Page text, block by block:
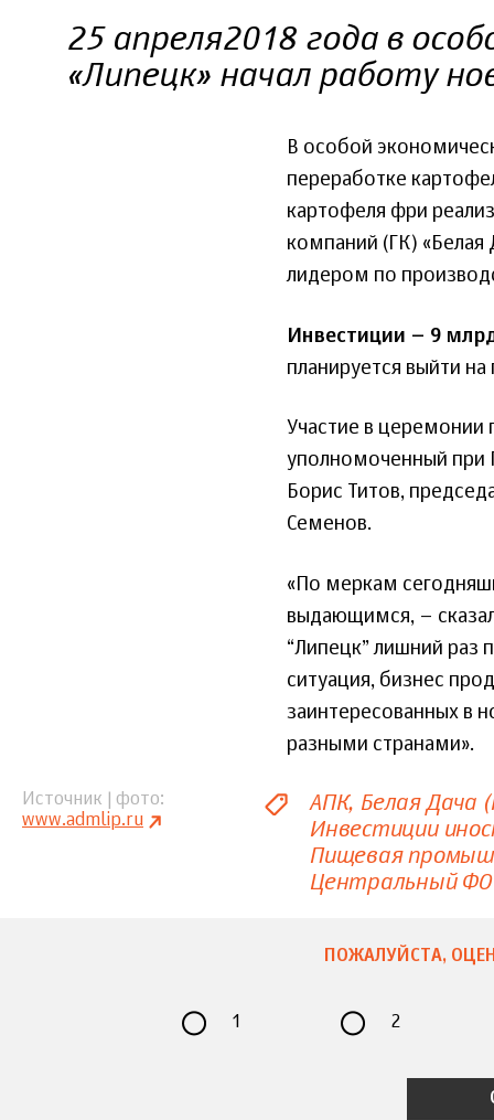
25 апреля 2018 года в
«Липецк» начал работу
В особой
переработке
картофеля фри
компаний (ГК)
лидером по
Инвестиции – 9
планируется выйти
Участие в церемонии
уполномоченный при
Борис Титов,
Семенов.
«По меркам
выдающимся, –
“Липецк” лишний раз
ситуация, бизнес
заинтересованных в
разными странами».
Источник | фото
www.admlip.ru
АПК Белая Дача
Инвестиции
Пищевая
Центральный ФО
ПОЖАЛУЙСТА,
1 2